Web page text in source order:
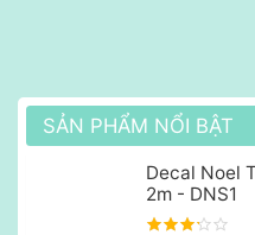
SẢN PHẨM NỔI BẬT
Decal Noel
2m - DNS1